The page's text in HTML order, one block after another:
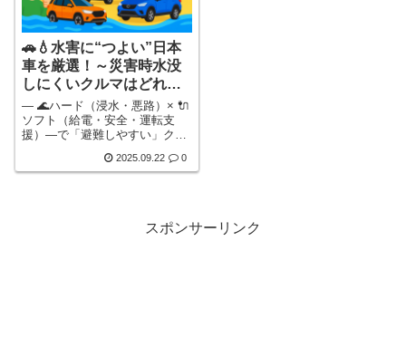
🚗💧水害に“つよい”日本
車を厳選！～災害時水没
しにくいクルマはどれ？
― 🌊ハード（浸水・悪路）× 🔌
ソフト（給電・安全・運転支
援）―で「避難しやすい」クル
こ数年、ニュースで耳にする
「大雨による冠水」や「河川の
んが、今では都市部でも“道路が
川のようになる”光景が日常にな
2025.09.22 0
スポンサーリンク